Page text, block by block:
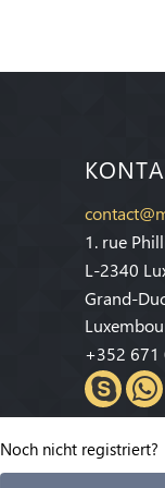
1. rue
L-2340
Grand-
+352 671
Noch nicht registriert?